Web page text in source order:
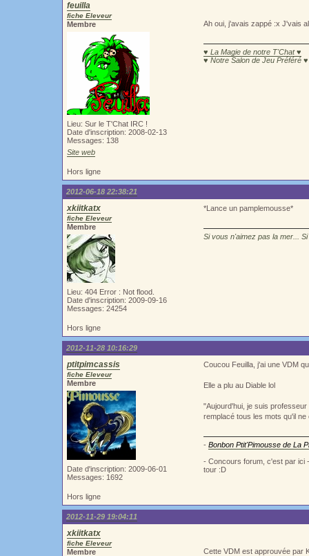
feuilla
fiche Eleveur
Membre
Lieu: Sur le T'Chat IRC !
Date d'inscription: 2008-02-13
Messages: 138
Site web
Ah oui, j'avais zappé :x J'vais
♥ La Magie de notre T'Chat ♥
♥ Notre Salon de Jeu Préféré ♥
Hors ligne
2012-06-18 22:38:21
xkiitkatx
fiche Eleveur
Membre
Lieu: 404 Error : Not flood.
Date d'inscription: 2009-09-16
Messages: 24254
*Lance un pamplemousse*
Si vous n'aimez pas la mer...
Hors ligne
2012-11-28 10:16:29
ptitpimcassis
fiche Eleveur
Membre
Date d'inscription: 2009-06-01
Messages: 1692
Coucou Feuilla, j'ai une VDM
Elle a plu au Diable lol
"Aujourd'hui, je suis
remplacé tous les mots qu'il
- Bonbon Ptit'Pimousse de La
- Concours forum, c'est par ici
tour :D
Hors ligne
2012-11-29 19:04:11
xkiitkatx
fiche Eleveur
Membre Cette VDM est approuvée par